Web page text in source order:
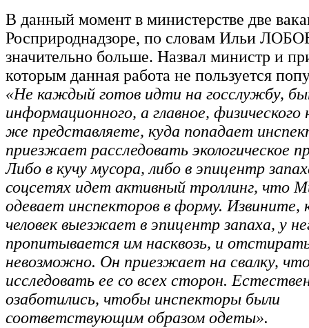
В данный момент в министерстве две
Росприроднадзоре, по словам Ильи
значительно больше. Назвал министр и
которым данная работа не пользуется
«Не каждый готов идти на госслужбу,
информационного, а главное,
же представляете, куда попадает
приезжает расследовать экологическое
Либо в кучу мусора, либо в эпицентр
соцсетях идет активный троллинг, что
одевает инспекторов в форму. Извините,
человек выезжает в эпицентр запаха, у
пропитывается им насквозь, и
невозможно. Он приезжает на свалку,
исследовать ее со всех сторон.
озаботились, чтобы инспекторы были
соответствующим образом одеты».